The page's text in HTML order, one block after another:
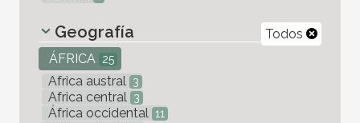
Todos
Geografía
ÁFRICA 25
Africa austral 3
Africa central 3
África occidental 11